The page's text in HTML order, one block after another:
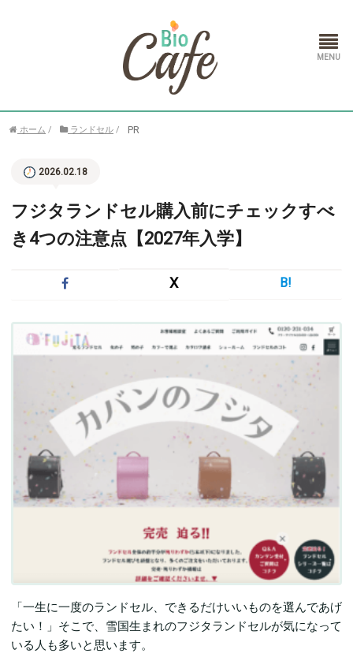
ホーム / ランドセル / PR
2026.02.18
フジタランドセル購入前にチェックすべ
き4つの注意点【2027年入学】
X B!
「一生に一度のランドセル、できるだけいいものを選んであげ
たい！」そこで、雪国生まれのフジタランドセルが気になって
いる人も多いと思います。